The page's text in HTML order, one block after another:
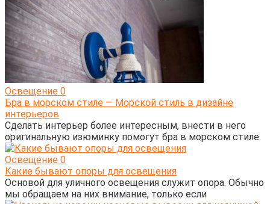
Освещение 0
Бра в морском стиле — Морской стиль в дизайне
интерьеров
Сделать интерьер более интересным, внести в него
оригинальную изюминку помогут бра в морском стиле.
Освещение 0
Какие бывают опоры для освещения
Основой для уличного освещения служит опора. Обычно
мы обращаем на них внимание, только если